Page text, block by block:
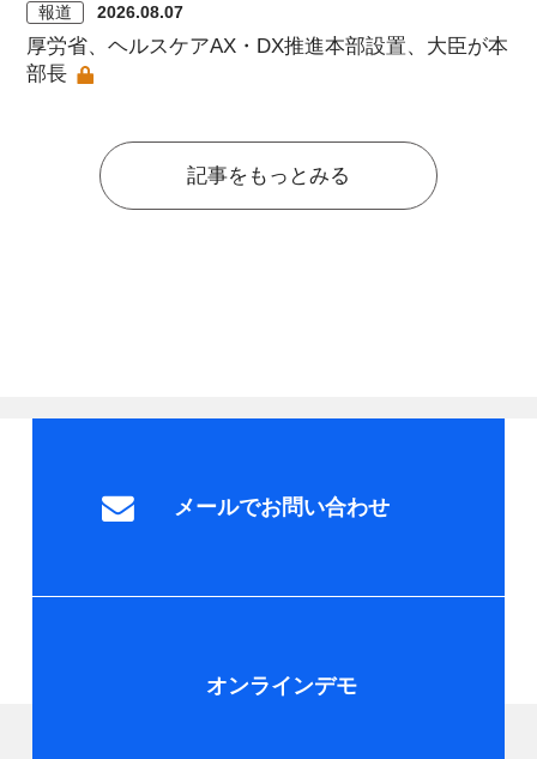
報道 2026.08.07
厚労省、ヘルスケアAX・DX推進本部設置、大臣が本
部長
記事をもっとみる
メールでお問い合わせ
オンラインデモ